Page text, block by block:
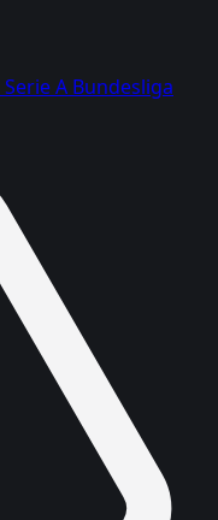
Serie A Bundesliga